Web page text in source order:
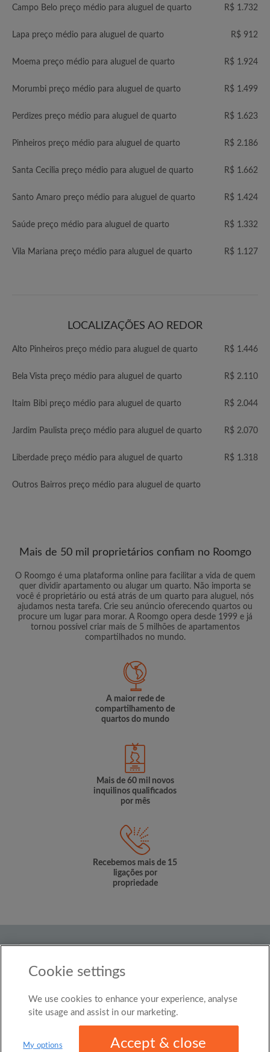
Campo Belo preço médio para aluguel de quarto R$ 1.732
Lapa preço médio para aluguel de quarto R$ 912
Moema preço médio para aluguel de quarto R$ 1.924
Morumbi preço médio para aluguel de quarto R$ 1.499
Perdizes preço médio para aluguel de quarto R$ 1.623
Pinheiros preço médio para aluguel de quarto R$ 2.186
Santa Cecilia preço médio para aluguel de quarto R$ 1.662
Santo Amaro preço médio para aluguel de quarto R$ 1.424
Saúde preço médio para aluguel de quarto R$ 1.332
Vila Mariana preço médio para aluguel de quarto R$ 1.127
LOCALIZAÇÕES AO REDOR
Alto Pinheiros preço médio para aluguel de quarto R$ 1.446
Bela Vista preço médio para aluguel de quarto R$ 2.110
Itaim Bibi preço médio para aluguel de quarto R$ 2.044
Jardim Paulista preço médio para aluguel de quarto R$ 2.070
Liberdade preço médio para aluguel de quarto R$ 1.318
Outros Bairros preço médio para aluguel de quarto
Mais de 50 mil proprietários confiam no Roomgo
O Roomgo é uma plataforma online para facilitar a vida de quem
quer dividir apartamento ou alugar um quarto. Não importa se
você é proprietário ou está atrás de um quarto para aluguel, nós
ajudamos nesta tarefa. Crie seu anúncio oferecendo quartos ou
procure um lugar para morar. A Roomgo opera desde 1999 e já
tornou possível criar mais de 5 milhões de apartamentos
compartilhados no mundo.
A maior rede de
compartilhamento de
quartos do mundo
Mais de 60 mil novos
inquilinos qualificados
por mês
Recebemos mais de 15
ligações por
propriedade
Brasil
© Roomgo Limited 2025 - 21 Market Place, Stockport,
United Kingdom, SK1 1EU
Cookie settings
We use cookies to enhance your experience, analyse
site usage and assist in our marketing.
My options Accept & close